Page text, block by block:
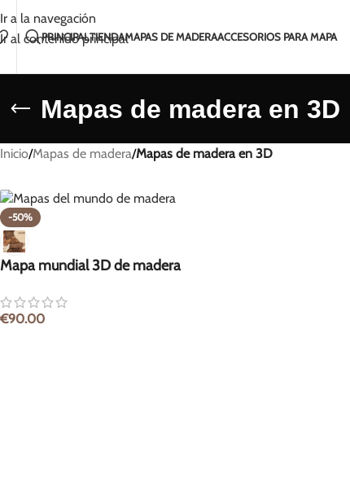
Ir a la navegación
Ir al contenido principal
Hecho a mano con amor en Lituania Envío en
PRINCIPALTIENDAMAPAS DE MADERAACCESORIOS PARA MAPA
Mapas de madera en 3D
Inicio/Mapas de madera/Mapas de madera en 3D
-50%
Mapa mundial 3D de madera
€90.00